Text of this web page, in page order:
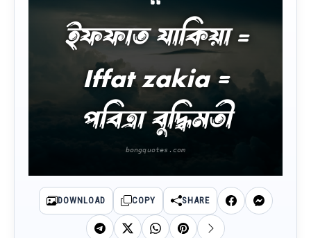
ইফফাত যাকিয়া =
Iffat zakia =
পবিত্রা বুদ্ধিমতী
DOWNLOAD COPY SHARE